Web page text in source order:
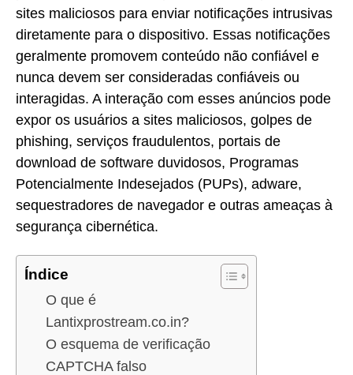
sites maliciosos para enviar notificações intrusivas
diretamente para o dispositivo. Essas notificações
geralmente promovem conteúdo não confiável e
nunca devem ser consideradas confiáveis ou
interagidas. A interação com esses anúncios pode
expor os usuários a sites maliciosos, golpes de
phishing, serviços fraudulentos, portais de
download de software duvidosos, Programas
Potencialmente Indesejados (PUPs), adware,
sequestradores de navegador e outras ameaças à
segurança cibernética.
Índice
O que é
Lantixprostream.co.in?
O esquema de verificação
CAPTCHA falso